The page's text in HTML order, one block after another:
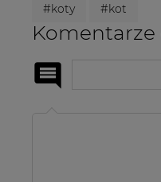
#koty #kot
Komentarze